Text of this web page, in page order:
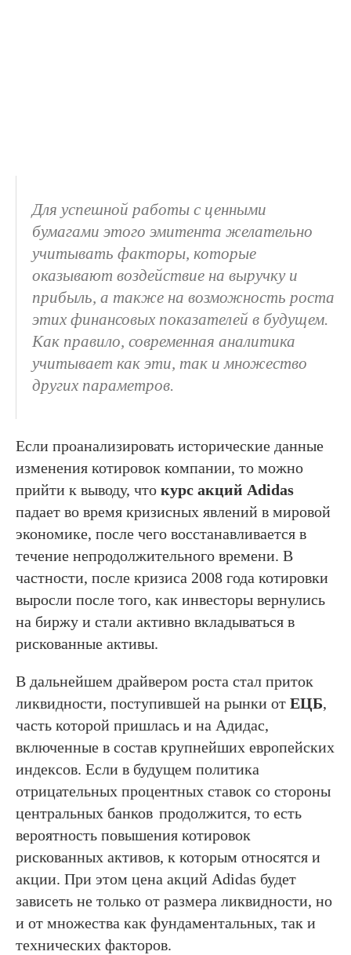
Для успешной работы с ценными
бумагами этого эмитента желательно
учитывать факторы, которые
оказывают воздействие на выручку и
прибыль, а также на возможность роста
этих финансовых показателей в будущем.
Как правило, современная аналитика
учитывает как эти, так и множество
других параметров.
Если проанализировать исторические данные
изменения котировок компании, то можно
прийти к выводу, что курс акций Adidas
падает во время кризисных явлений в мировой
экономике, после чего восстанавливается в
течение непродолжительного времени. В
частности, после кризиса 2008 года котировки
выросли после того, как инвесторы вернулись
на биржу и стали активно вкладываться в
рискованные активы.
В дальнейшем драйвером роста стал приток
ликвидности, поступившей на рынки от ЕЦБ,
часть которой пришлась и на Адидас,
включенные в состав крупнейших европейских
индексов. Если в будущем политика
отрицательных процентных ставок со стороны
центральных банков продолжится, то есть
вероятность повышения котировок
рискованных активов, к которым относятся и
акции. При этом цена акций Adidas будет
зависеть не только от размера ликвидности, но
и от множества как фундаментальных, так и
технических факторов.